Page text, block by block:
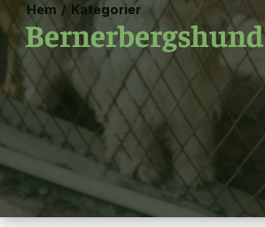
Hem / Kategorier
Bernerbergshund